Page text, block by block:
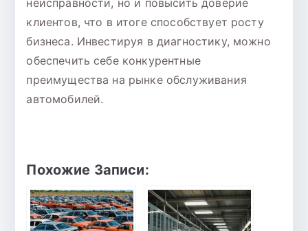
клиентов, что в итоге способствует росту
бизнеса. Инвестируя в диагностику, можно
обеспечить себе конкурентные
преимущества на рынке обслуживания
автомобилей.
Похожие Записи: